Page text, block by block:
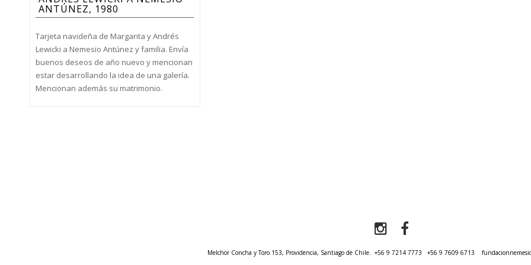
ANTÚNEZ, 1980
Tarjeta navideña de Margarita y Andrés
Lewicki a Nemesio Antúnez y familia. Envía
buenos deseos de año nuevo y mencionan
estar desarrollando la idea de una galería.
Mencionan además su matrimonio.
Melchor Concha y Toro 153, Providencia, Santiago de Chile. +56 9 7214 7773 +56 9 7609 6713